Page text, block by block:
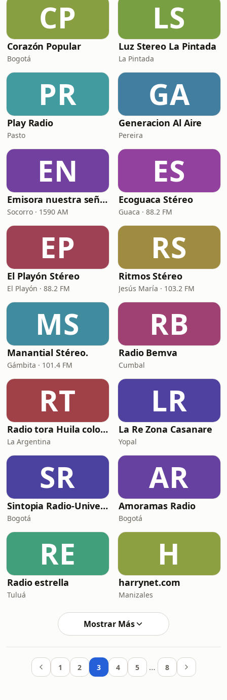
CP
Corazón Popular
Bogotá
LS
Luz Stereo La Pintada
La Pintada
PR
Play Radio
Pasto
GA
Generacion Al Aire
Pereira
EN
Emisora nuestra señora del socorro
Socorro · 1590 AM
ES
Ecoguaca Stéreo
Guaca · 88.2 FM
EP
El Playón Stéreo
El Playón · 88.2 FM
RS
Ritmos Stéreo
Jesús María · 103.2 FM
MS
Manantial Stéreo.
Gámbita · 101.4 FM
RB
Radio Bemva
Cumbal
RT
Radio tora Huila colombia
La Argentina
LR
La Re Zona Casanare
Yopal
SR
Sintopia Radio-Universidad Central
Bogotá
AR
Amoramas Radio
Bogotá
RE
Radio estrella
Tuluá
H
harrynet.com
Manizales
Mostrar Más
1 2 3 4 5 … 8